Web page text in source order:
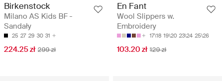
Birkenstock
Milano AS Kids BF -
Sandały
25 27 29 30 31
224.25 zł 299 zł
En Fant
Wool Slippers w.
Embroidery
17\18 19\20 23\24 25\26
103.20 zł 129 zł